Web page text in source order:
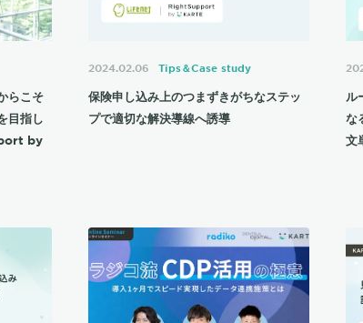
らこそ
目指し
by
2024.02.06 Tips＆Case study
保険申し込み上のつまずきがちなステッ
プで適切な解決導線へ誘導
ル
な
文